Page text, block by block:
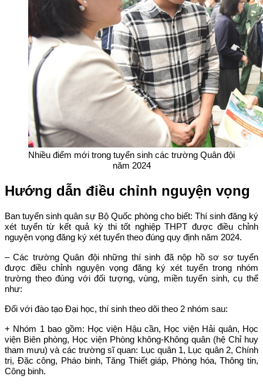
Nhiều điểm mới trong tuyển sinh các trường Quân đội
năm 2024
Hướng dẫn điều chỉnh nguyện vọng
Ban tuyển sinh quân sự Bộ Quốc phòng cho biết: Thí sinh đăng ký
xét tuyển từ kết quả kỳ thi tốt nghiệp THPT được điều chỉnh
nguyện vọng đăng ký xét tuyển theo đúng quy định năm 2024.
– Các trường Quân đội những thí sinh đã nộp hồ sơ sơ tuyển
được điều chỉnh nguyện vọng đăng ký xét tuyển trong nhóm
trường theo đúng với đối tượng, vùng, miền tuyển sinh, cụ thể
như:
Đối với đào tạo Đại học, thí sinh theo dõi theo 2 nhóm sau:
+ Nhóm 1 bao gồm: Học viện Hậu cần, Học viện Hải quân, Học
viện Biên phòng, Học viện Phòng không-Không quân (hệ Chỉ huy
tham mưu) và các trường sĩ quan: Lục quân 1, Lục quân 2, Chính
trị, Đặc công, Pháo binh, Tăng Thiết giáp, Phòng hóa, Thông tin,
Công binh.